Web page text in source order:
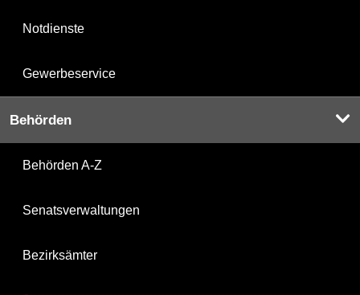
Notdienste
Gewerbeservice
Behörden
Behörden A-Z
Senatsverwaltungen
Bezirksämter